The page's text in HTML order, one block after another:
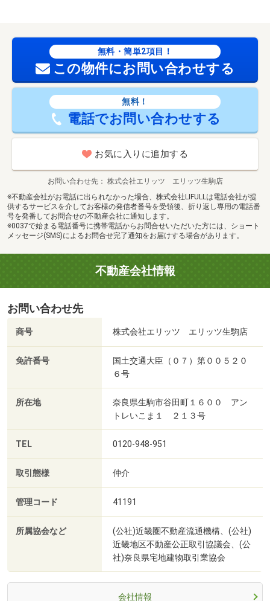
無料・簡単2項目！
この物件にお問い合わせする
無料！
電話でお問い合わせする
お気に入りに追加する
お問い合わせ先
株式会社エリッツ エリッツ生駒店
※不動産会社がお電話に出られなかった場合、株式会社LIFULLは電話会社が提
供するサービスを介してお客様の発信者番号を受領後、折り返し専用の電話番
号を発番してお問合せの不動産会社に通知します。
※0037で始まる電話番号に携帯電話からお問合せいただいた方には、ショート
メッセージ(SMS)によるお問合せ完了通知をお届けする場合があります。
不動産会社情報
お問い合わせ先
商号 株式会社エリッツ エリッツ生駒店
免許番号
国土交通大臣（０７）第００５２０
６号
所在地
奈良県生駒市谷田町１６００ アン
トレいこま１ ２１３号
TEL 0120-948-951
取引態様 仲介
管理コード 41191
所属協会など
(公社)近畿圏不動産流通機構、(公社)
近畿地区不動産公正取引協議会、(公
社)奈良県宅地建物取引業協会
会社情報